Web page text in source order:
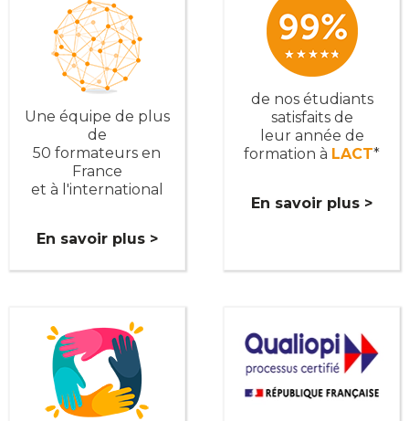
Une équipe de plus
de
50 formateurs en
France
et à l'international
En savoir plus >
de nos étudiants
satisfaits de
leur année de
formation à LACT*
En savoir plus >